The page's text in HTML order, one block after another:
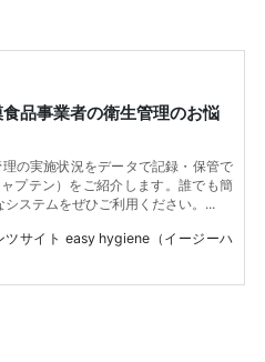
品事業者の衛生管理のお悩
の実施状況をデータで記録・保管で
プテン）をご紹介します。誰でも簡
ステムをぜひご利用ください。...
ツサイト easy hygiene（イージーハ